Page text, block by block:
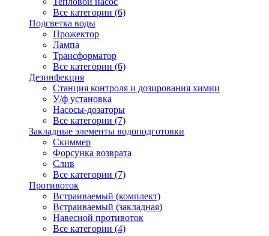
Все категории (6)
Подсветка воды
Прожектор
Лампа
Трансформатор
Все категории (6)
Дезинфекция
Станция контроля и дозирования химии
У/ф установка
Насосы-дозаторы
Все категории (7)
Закладные элементы водоподготовки
Скиммер
Форсунка возврата
Слив
Все категории (7)
Противоток
Встраиваемый (комплект)
Встраиваемый (закладная)
Навесной противоток
Все категории (4)